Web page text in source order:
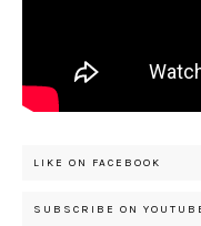
LIKE ON FACEBOOK
SUBSCRIBE ON